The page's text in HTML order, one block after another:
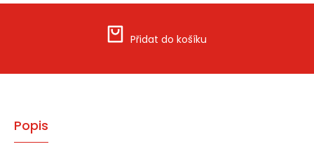
cena:
Přidat do košíku
Popis